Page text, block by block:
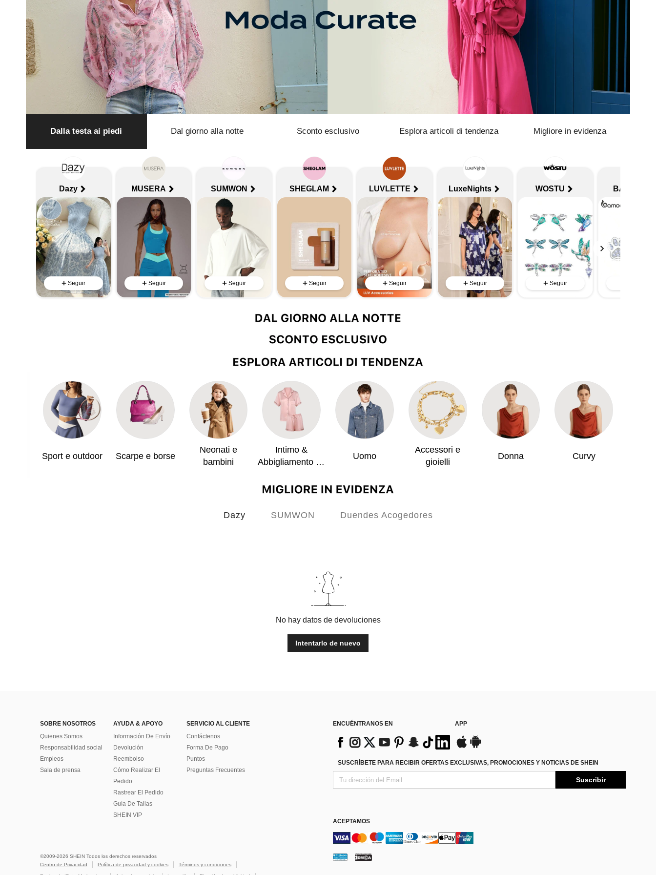
Dalla testa ai piedi Dal giorno alla notte Sconto esclusivo Esplora articoli di tendenza Migliore in evidenza
Dazy
Seguir
MUSERA
Seguir
SUMWON
Seguir
SHEGLAM
Seguir
LUVLETTE
Seguir
LuxeNights
Seguir
WOSTU
Seguir
BAMOER
Sport e outdoor Scarpe e borse
Neonati e
bambini
Intimo &
Abbigliamento da
Uomo
Accessori e
gioielli
Donna Curvy
Dazy SUMWON Duendes Acogedores
No hay datos de devoluciones
Intentarlo de nuevo
SOBRE NOSOTROS
Quienes Somos
Responsabilidad social
Empleos
Sala de prensa
AYUDA & APOYO
Información De Envío
Devolución
Reembolso
Cómo Realizar El
Pedido
Rastrear El Pedido
Guía De Tallas
SHEIN VIP
SERVICIO AL CLIENTE
Contáctenos
Forma De Pago
Puntos
Preguntas Frecuentes
ENCUÉNTRANOS EN APP
SUSCRÍBETE PARA RECIBIR OFERTAS EXCLUSIVAS, PROMOCIONES Y NOTICIAS DE SHEIN
Suscribir
ACEPTAMOS
©2009-2026 SHEIN Todos los derechos reservados
Centro de Privacidad
Política de privacidad y cookies Términos y condiciones